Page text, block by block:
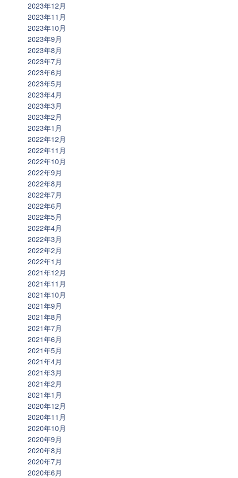
2023年12月
2023年11月
2023年10月
2023年9月
2023年8月
2023年7月
2023年6月
2023年5月
2023年4月
2023年3月
2023年2月
2023年1月
2022年12月
2022年11月
2022年10月
2022年9月
2022年8月
2022年7月
2022年6月
2022年5月
2022年4月
2022年3月
2022年2月
2022年1月
2021年12月
2021年11月
2021年10月
2021年9月
2021年8月
2021年7月
2021年6月
2021年5月
2021年4月
2021年3月
2021年2月
2021年1月
2020年12月
2020年11月
2020年10月
2020年9月
2020年8月
2020年7月
2020年6月